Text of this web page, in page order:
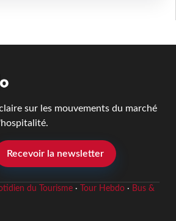
sur les mouvements du marché
Recevoir la newsletter
du Tourisme· Tour Hebdo· Bus &